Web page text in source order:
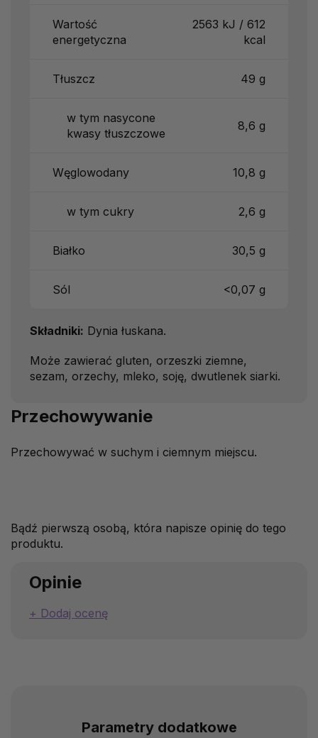
Wartość
energetyczna
2563 kJ / 612
kcal
Tłuszcz 49 g
w tym nasycone
kwasy tłuszczowe
8,6 g
Węglowodany 10,8 g
w tym cukry 2,6 g
Białko 30,5 g
Sól <0,07 g
Składniki: Dynia łuskana.
Może zawierać gluten, orzeszki ziemne,
sezam, orzechy, mleko, soję, dwutlenek siarki.
Przechowywanie
Przechowywać w suchym i ciemnym miejscu.
Bądź pierwszą osobą, która napisze opinię do tego
produktu.
Opinie
Dodaj ocenę
Parametry dodatkowe